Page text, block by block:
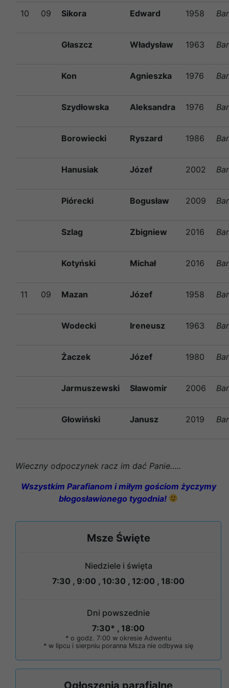
10 09 Sikora Edward 1958
Głaszcz Władysław 1963
Kon Agnieszka 1976
Szydłowska Aleksandra 1976
Borowiecki Ryszard 1986
Hanusiak Józef 2002
Piórecki Bogusław 2009
Szlag Zbigniew 2016
Kotyński Michał 2016
11 09 Mazan Józef 1958
Wodecki Ireneusz 1963
Żaczek Józef 1980
Jarmuszewski Sławomir 2006
Głowiński Janusz 2019
Wieczny odpoczynek racz im dać Panie…..
Wszystkim Parafianom i miłym gościom życzymy
błogosławionego tygodnia!
Msze Święte
Niedziele i święta
7:30 , 9:00 , 10:30 , 12:00 , 18:00
Dni powszednie
7:30* , 18:00
* o godz. 7:00 w okresie Adwentu
* w lipcu i sierpniu poranna Msza nie odbywa się
Ogłoszenia parafialne